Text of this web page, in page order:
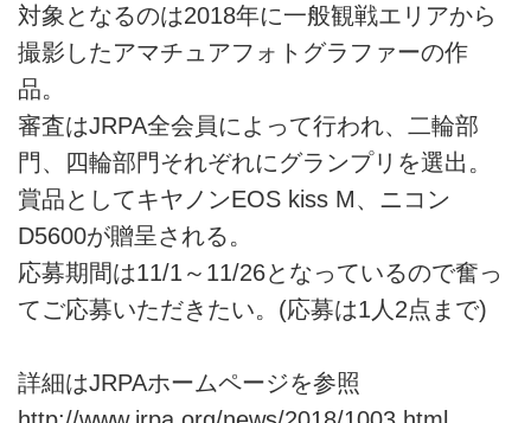
対象となるのは2018年に一般観戦エリアから
撮影したアマチュアフォトグラファーの作
品。
審査はJRPA全会員によって行われ、二輪部
門、四輪部門それぞれにグランプリを選出。
賞品としてキヤノンEOS kiss M、ニコン
D5600が贈呈される。
応募期間は11/1～11/26となっているので奮っ
てご応募いただきたい。(応募は1人2点まで)
詳細はJRPAホームページを参照